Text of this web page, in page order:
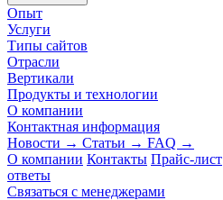
Опыт
Услуги
Типы сайтов
Отрасли
Вертикали
Продукты и технологии
О компании
Контактная информация
Новости → Статьи → FAQ →
О компании Контакты Прайс-лист
ответы
Связаться с менеджерами